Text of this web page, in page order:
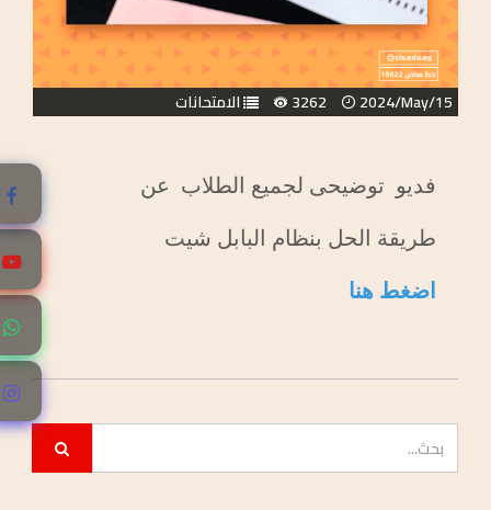
2024/May/15
3262 الامتحانات
فديو توضيحى لجميع الطلاب عن
طريقة الحل بنظام البابل شيت
اضغط هنا
نتائج مجلس التأديب
2026/JUN/07